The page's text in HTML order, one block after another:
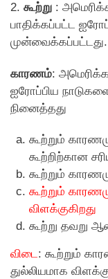
2. கூற்று :
பாதிக்கப்பட்ட
முன்வைக்கப்பட்டது.
காரணம்:
ஐரோப்பிய
நினைத்தது
கூற்றும்
கூற்றிற்கான
கூற்றும்
கூற்றும்
விளக்குகிறது
கூற்று தவறு
விடை: கூற்றும்
துல்லியமாக